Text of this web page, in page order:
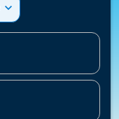
expand_more